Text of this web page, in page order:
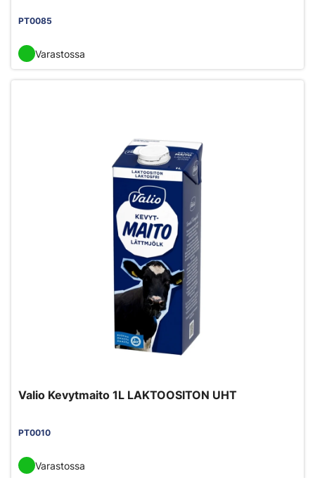
PT0085
Varastossa
Valio Kevytmaito 1L LAKTOOSITON UHT
PT0010
Varastossa